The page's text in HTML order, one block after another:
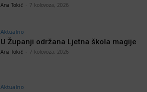
Ana Tokić 7 kolovoza, 2026
Aktualno
U Županji održana Ljetna škola magije
Ana Tokić 7 kolovoza, 2026
Aktualno